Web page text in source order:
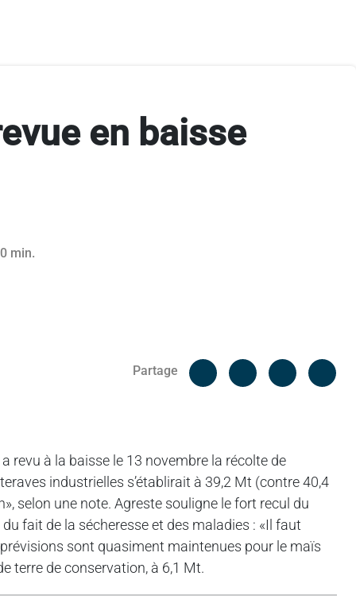
en baisse
min.
Partage
Facebook
revu à la baisse le 13 novembre la récolte de
industrielles s’établirait à 39,2 Mt (contre 40,4
selon une note. Agreste souligne le fort recul du
fait de la sécheresse et des maladies : «Il faut
sont quasiment maintenues pour le maïs
terre de conservation, à 6,1 Mt.